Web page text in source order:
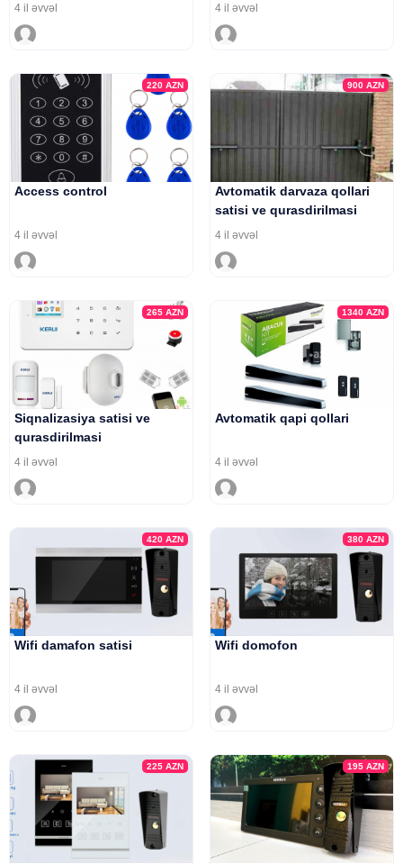
4 il əvvəl 4 il əvvəl
220AZN
Access control
4 il əvvəl
900 AZN
Avtomatik darvaza qollari
satisi ve qurasdirilmasi
4 il əvvəl
265AZN
Siqnalizasiya satisi ve
qurasdirilmasi
4 il əvvəl
1340 AZN
Avtomatik qapi qollari
4 il əvvəl
420AZN
Wifi damafon satisi
4 il əvvəl
380 AZN
Wifi domofon
4 il əvvəl
225AZN 195 AZN